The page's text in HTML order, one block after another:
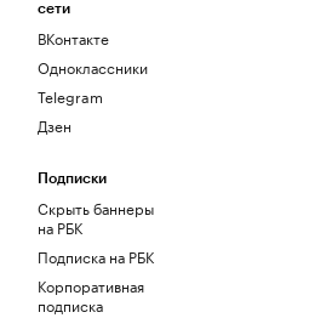
сети
ВКонтакте
Одноклассники
Telegram
Дзен
Подписки
Скрыть баннеры
на РБК
Подписка на РБК
Корпоративная
подписка